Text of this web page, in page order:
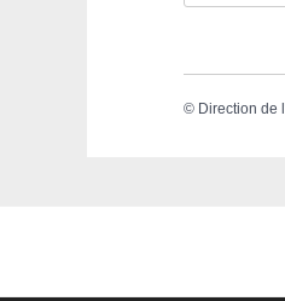
© Direction de